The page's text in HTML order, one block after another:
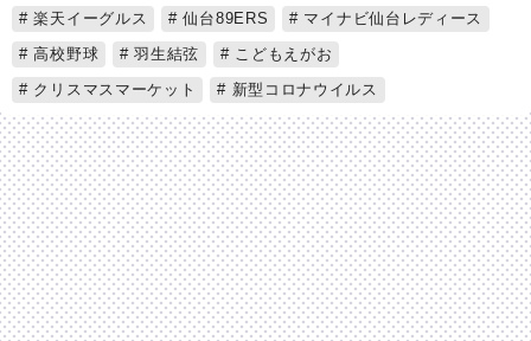
楽天イーグルス
仙台89ERS
マイナビ仙台レディース
高校野球
羽生結弦
こどもえがお
クリスマスマーケット
新型コロナウイルス